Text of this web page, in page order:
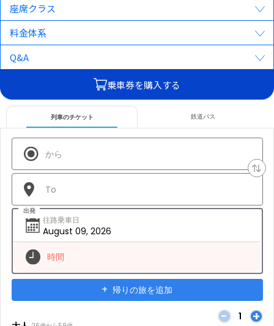
ご利用ガイド
座席クラス
料金体系
Q&A
乗車券を購入する